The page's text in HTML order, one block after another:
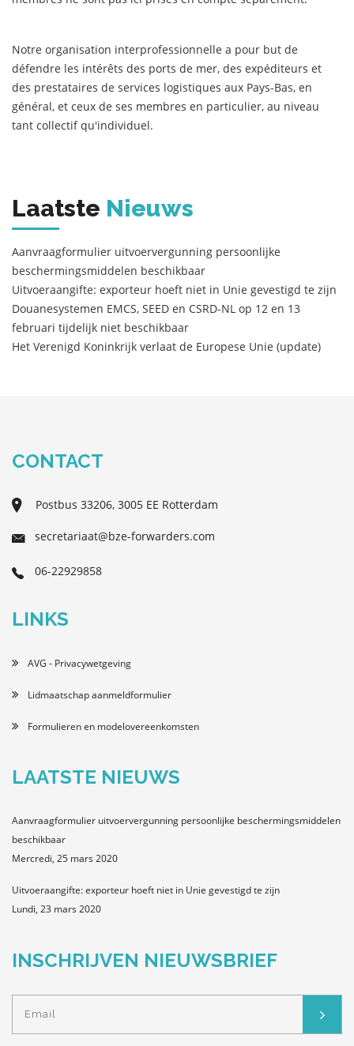
Notre organisation interprofessionnelle a pour but de
défendre les intérêts des ports de mer, des expéditeurs et
des prestataires de services logistiques aux Pays-Bas, en
général, et ceux de ses membres en particulier, au niveau
tant collectif qu'individuel.
Laatste Nieuws
Aanvraagformulier uitvoervergunning persoonlijke
beschermingsmiddelen beschikbaar
Uitvoeraangifte: exporteur hoeft niet in Unie gevestigd te zijn
Douanesystemen EMCS, SEED en CSRD-NL op 12 en 13
februari tijdelijk niet beschikbaar
Het Verenigd Koninkrijk verlaat de Europese Unie (update)
CONTACT
Postbus 33206, 3005 EE Rotterdam
secretariaat@bze-forwarders.com
06-22929858
LINKS
AVG - Privacywetgeving
Lidmaatschap aanmeldformulier
Formulieren en modelovereenkomsten
LAATSTE NIEUWS
Aanvraagformulier uitvoervergunning persoonlijke beschermingsmiddelen
beschikbaar
Mercredi, 25 mars 2020
Uitvoeraangifte: exporteur hoeft niet in Unie gevestigd te zijn
Lundi, 23 mars 2020
INSCHRIJVEN NIEUWSBRIEF